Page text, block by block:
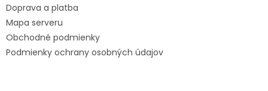
Doprava a platba
Mapa serveru
Obchodné podmienky
Podmienky ochrany osobných údajov